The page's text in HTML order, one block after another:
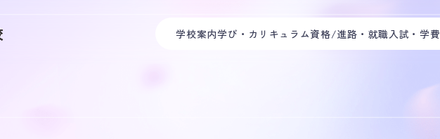
学校案内学び・カリキュラム資格/進路・就職入試・学費